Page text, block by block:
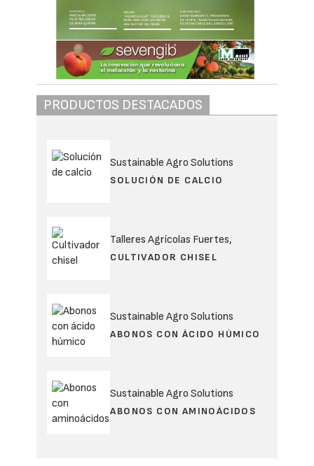
PRODUCTOS DESTACADOS
Sustainable Agro Solutions
SOLUCIÓN DE CALCIO
Talleres Agrícolas Fuertes,
CULTIVADOR CHISEL
Sustainable Agro Solutions
ABONOS CON ÁCIDO HÚMICO
Sustainable Agro Solutions
ABONOS CON AMINOÁCIDOS